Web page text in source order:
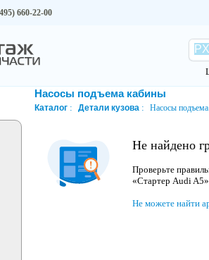
660-22-00
Насосы подъема кабины
Каталог Детали кузова Насосы
Не найдено
Проверьте
«Стартер Audi
Не можете найти